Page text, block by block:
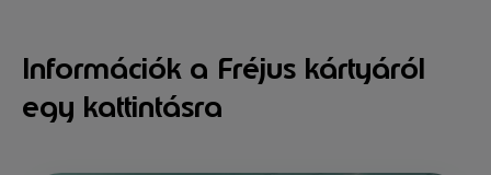
Információk a Fréjus kártyáról
egy kattintásra